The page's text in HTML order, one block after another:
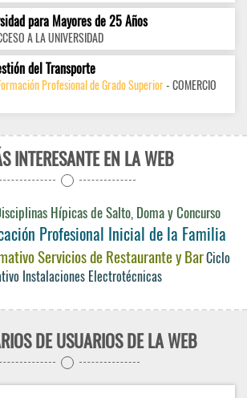
para Mayores de 25 Años
A LA UNIVERSIDAD
del Transporte
Profesional de Grado Superior- COMERCIO
INTERESANTE EN LA WEB
Hípicas de Salto, Doma y Concurso
Profesional Inicial de la Familia
Servicios de Restaurante y BarCiclo
Instalaciones Electrotécnicas
DE USUARIOS DE LA WEB